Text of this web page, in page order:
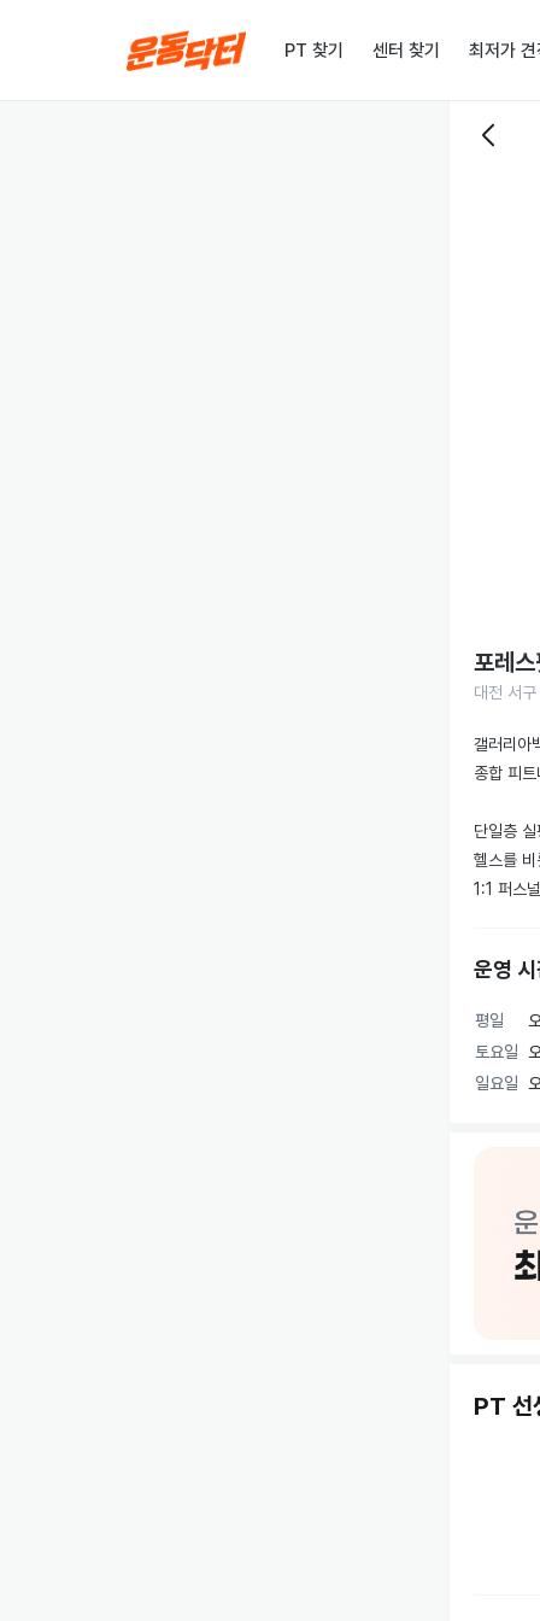
PT 찾기 센터 찾기 최저가
포레
대전 서
갤러리아
종합 피
단일층
헬스를
1:1 퍼스
⏰ 운영
• 일요일
🚗 이용
포레스
지역 주
있으며,
운영
평일
토요일
일요일
PT 선